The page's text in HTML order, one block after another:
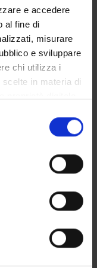
e accedere
al fine di
misurare
e sviluppare
chi utilizza i
in materia di
in qualsiasi
o facendo clic
posizione
di qualche